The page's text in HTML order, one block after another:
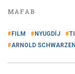
MAFAB
FILM NYUGDÍJ
ARNOLD